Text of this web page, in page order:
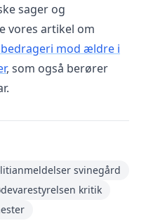
sager og
vores artikel om
mod ældre i
, som også berører
svinegård
kritik